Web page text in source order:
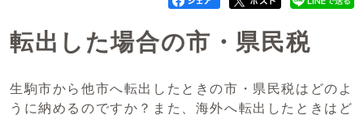
転出した場合の市・県民税
生駒市から他市へ転出したときの市・県民税はどのよ
うに納めるのですか？また、海外へ転出したときはど